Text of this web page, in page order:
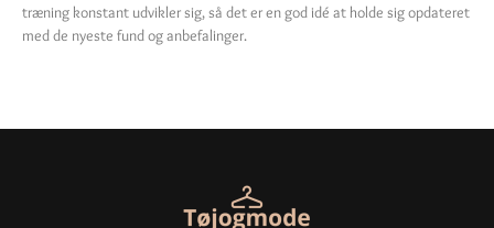
træning konstant udvikler sig, så det er en god idé at holde sig opdateret
med de nyeste fund og anbefalinger.